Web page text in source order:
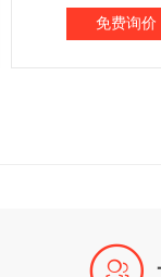
免费询价